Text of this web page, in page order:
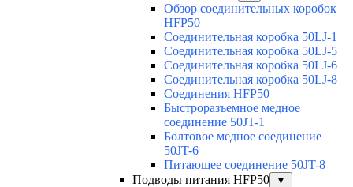
Обзор соединительных коробок
HFP50
Соединительная коробка 50LJ-1
Соединительная коробка 50LJ-5
Соединительная коробка 50LJ-6
Соединительная коробка 50LJ-8
Соединения HFP50
Быстроразъемное медное
соединение 50JT-1
Болтовое медное соединение
50JT-6
Питающее соединение 50JT-8
Подводы питания HFP50
▼